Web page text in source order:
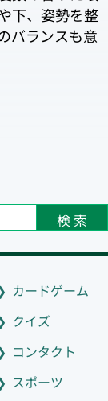
下、姿勢を整
バランスも意
検 索
カードゲーム
クイズ
コンタクト
スポーツ